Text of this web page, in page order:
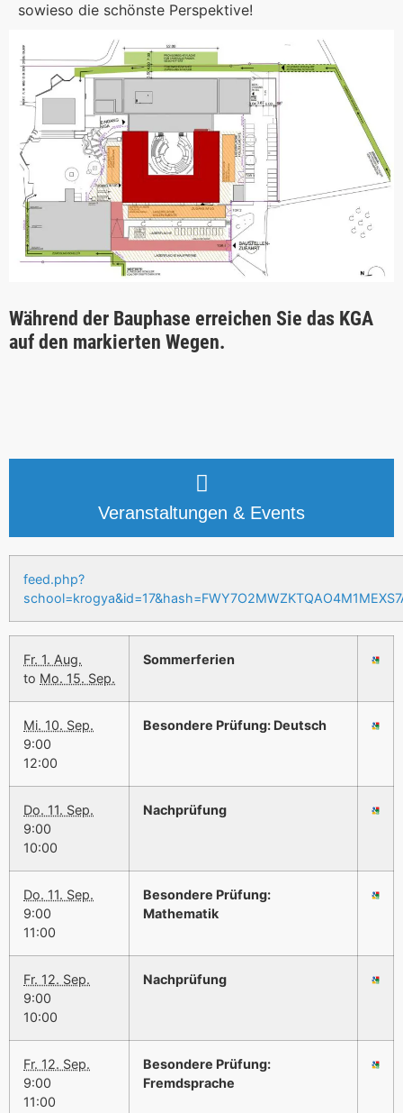
sowieso die schönste Perspektive!
Während der Bauphase erreichen Sie das KGA
auf den markierten Wegen.
Veranstaltungen & Events
feed.php?
Fr. 1. Aug.
to Mo. 15. Sep.
Sommerferien
Mi. 10. Sep.
9:00
12:00
Besondere Prüfung: Deutsch
Do. 11. Sep.
9:00
10:00
Nachprüfung
Do. 11. Sep.
9:00
11:00
Besondere Prüfung:
Mathematik
Fr. 12. Sep.
9:00
10:00
Nachprüfung
Fr. 12. Sep.
9:00
11:00
Besondere Prüfung:
Fremdsprache